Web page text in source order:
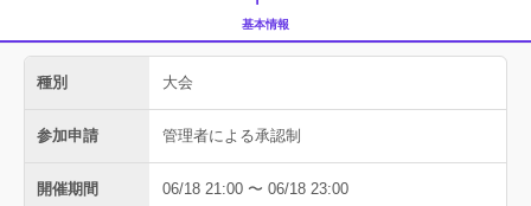
基本情報
種別 大会
参加申請 管理者による承認制
開催期間 06/18 21:00 〜 06/18 23:00